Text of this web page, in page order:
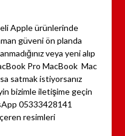
Apple ürünlerinde
güveni ön planda
veya yeni alıp
Pro MacBook Mac
satmak istiyorsanız
bizimle iletişime geçin
05333428141
resimleri